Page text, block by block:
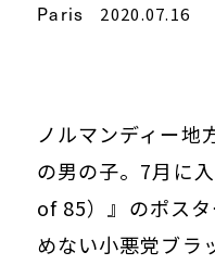
Paris 2020.07.16
ノルマンディー地
の男の子。7月に
of 85）』のポス
めない小悪党ブラ